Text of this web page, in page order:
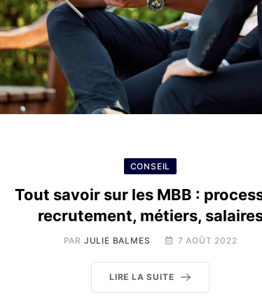
CONSEIL
Tout savoir sur les MBB :
recrutement, métiers,
PAR JULIE BALMES 7 AOÛT 2022
LIRE LA SUITE